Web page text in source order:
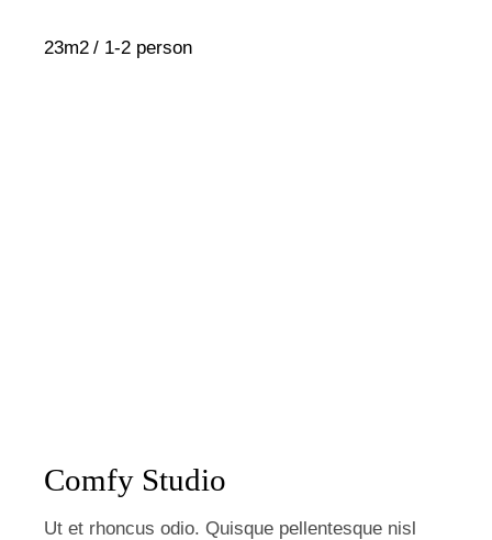
Comfy Studio
Ut et rhoncus odio. Quisque pellentesque nisl
23m2 1-2 person